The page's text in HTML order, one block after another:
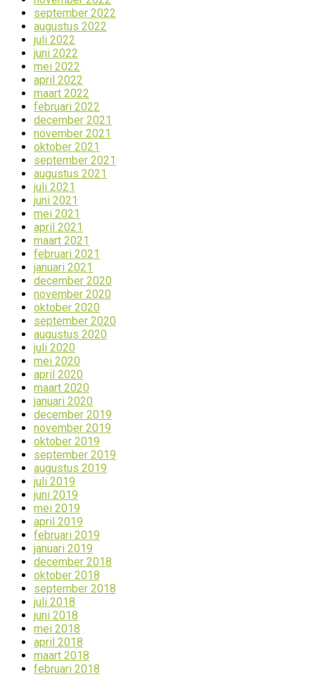
september 2022
augustus 2022
juli 2022
juni 2022
mei 2022
april 2022
maart 2022
februari 2022
december 2021
november 2021
oktober 2021
september 2021
augustus 2021
juli 2021
juni 2021
mei 2021
april 2021
maart 2021
februari 2021
januari 2021
december 2020
november 2020
oktober 2020
september 2020
augustus 2020
juli 2020
mei 2020
april 2020
maart 2020
januari 2020
december 2019
november 2019
oktober 2019
september 2019
augustus 2019
juli 2019
juni 2019
mei 2019
april 2019
februari 2019
januari 2019
december 2018
oktober 2018
september 2018
juli 2018
juni 2018
mei 2018
april 2018
maart 2018
februari 2018